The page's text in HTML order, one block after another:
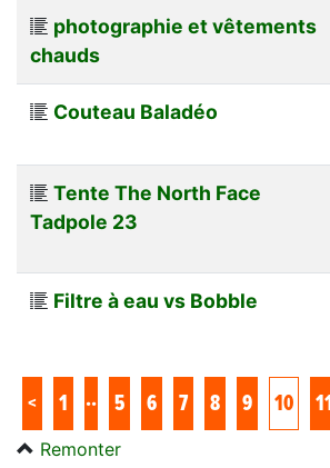
photographie et vêtements
chauds
Couteau Baladéo
Tente The North Face
Tadpole 23
Filtre à eau vs Bobble
< 1 .. 5 6 7 8 9 10 11
Remonter